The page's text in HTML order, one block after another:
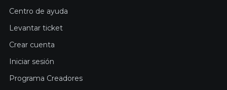
Centro de ayuda
Levantar ticket
Crear cuenta
Iniciar sesión
Programa Creadores